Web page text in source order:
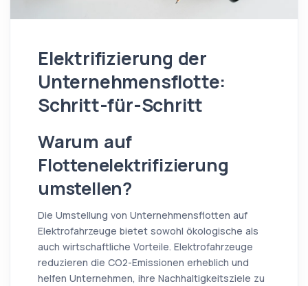
Elektrifizierung der
Unternehmensflotte:
Schritt-für-Schritt
Warum auf
Flottenelektrifizierung
umstellen?
Die Umstellung von Unternehmensflotten auf
Elektrofahrzeuge bietet sowohl ökologische als
auch wirtschaftliche Vorteile. Elektrofahrzeuge
reduzieren die CO2-Emissionen erheblich und
helfen Unternehmen, ihre Nachhaltigkeitsziele zu